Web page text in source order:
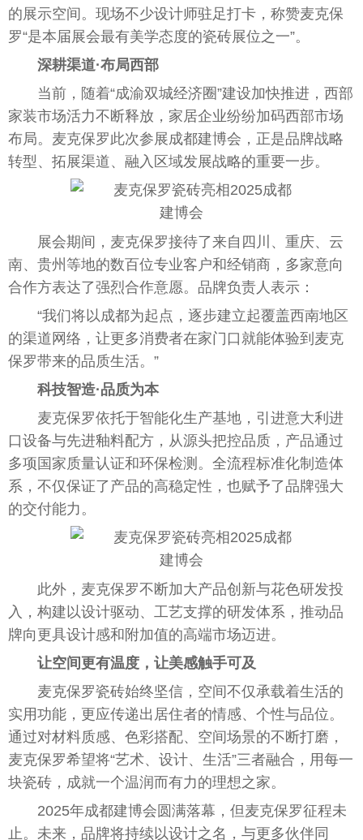
的展示空间。现场不少设计师驻足打卡，称赞麦克保
罗“是本届展会最有美学态度的瓷砖展位之一”。
深耕渠道·布局西部
当前，随着“成渝双城经济圈”建设加快推进，西部
家装市场活力不断释放，家居企业纷纷加码西部市场
布局。麦克保罗此次参展成都建博会，正是品牌战略
转型、拓展渠道、融入区域发展战略的重要一步。
展会期间，麦克保罗接待了来自四川、重庆、云
南、贵州等地的数百位专业客户和经销商，多家意向
合作方表达了强烈合作意愿。品牌负责人表示：
“我们将以成都为起点，逐步建立起覆盖西南地区
的渠道网络，让更多消费者在家门口就能体验到麦克
保罗带来的品质生活。”
科技智造·品质为本
麦克保罗依托于智能化生产基地，引进意大利进
口设备与先进釉料配方，从源头把控品质，产品通过
多项国家质量认证和环保检测。全流程标准化制造体
系，不仅保证了产品的高稳定性，也赋予了品牌强大
的交付能力。
此外，麦克保罗不断加大产品创新与花色研发投
入，构建以设计驱动、工艺支撑的研发体系，推动品
牌向更具设计感和附加值的高端市场迈进。
让空间更有温度，让美感触手可及
麦克保罗瓷砖始终坚信，空间不仅承载着生活的
实用功能，更应传递出居住者的情感、个性与品位。
通过对材料质感、色彩搭配、空间场景的不断打磨，
麦克保罗希望将“艺术、设计、生活”三者融合，用每一
块瓷砖，成就一个温润而有力的理想之家。
2025年成都建博会圆满落幕，但麦克保罗征程未
止。未来，品牌将持续以设计之名，与更多伙伴同